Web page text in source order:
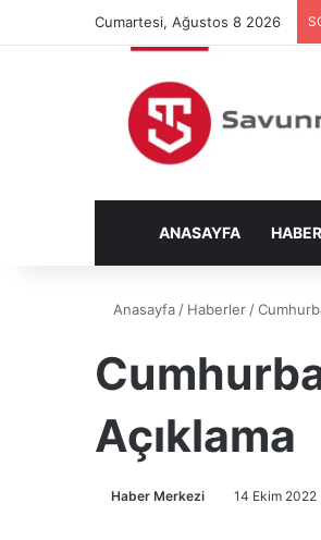
Cumartesi, Ağustos 8 2026
ANASAYFA
Anasayfa/ Haberler/
Açıklama
Haber Merkezi 14 Ekim 2022